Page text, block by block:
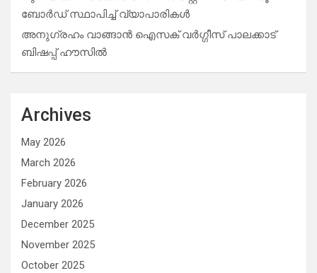
ബോർഡ് സ്ഥാപിച്ച് വ്യാപാരികൾ
അനുഗ്രഹം വാങ്ങാൻ ഐസക് വര്‍ഗ്ഗീസ് പാലക്കാട്
ബിഷപ്പ് ഹൗസില്‍
Archives
May 2026
March 2026
February 2026
January 2026
December 2025
November 2025
October 2025